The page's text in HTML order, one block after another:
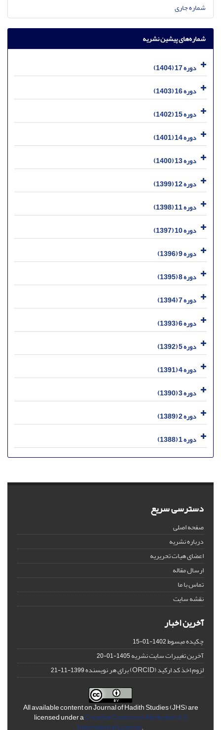
شماره جاری
شماره‌های پیشین نشریه
دوره 17 (1404)
دوره 16 (1403)
دوره 15 (1402)
دوره 14 (1401)
دوره 13 (1400)
دوره 12 (1399)
دوره 11 (1398)
دوره 10 (1397)
دوره 9 (1396)
دوره 8 (1395)
دوره 7 (1394)
دوره 6 (1393)
دوره 5 (1392)
دوره 4 (1391)
دوره 3 (1390)
دوره 2 (1389)
دوره 1 (1388)
دسترسی سریع
صفحه اصلی
درباره نشریه
اعضای هیات تحریریه
ارسال مقاله
تماس با ما
نقشه سایت
آخرین اخبار
چکیده مبسوط1402-01-15
آخرین تغییرات سایت نشریه1405-01-20
لزوم اخذ کد ارکید (ORCID) برای هر نویسنده 1399-11-21
All available content on Journal of Hadith Studies (JHS) are
licensed under aCreative Commons Attribution 4.0
International License.